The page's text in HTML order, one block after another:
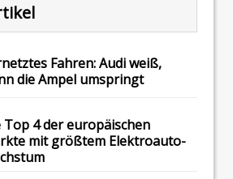
Fahren: Audi weiß,
die Ampel umspringt
Top 4 der europäischen
mit größtem Elektroauto-